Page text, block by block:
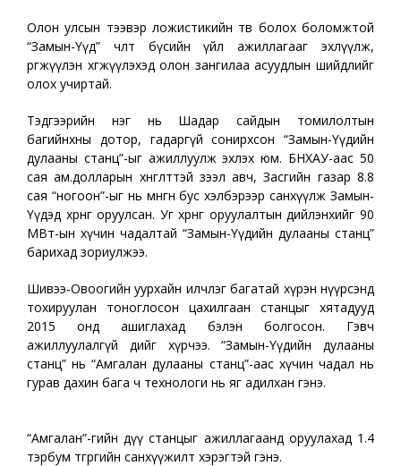
Олон улсын тээвэр ложистикийн төв болох боломжтой
“Замын-Үүд” чөлөөт бүсийн үйл ажиллагааг эхлүүлж,
өргөжүүлэн хөгжүүлэхэд олон зангилаа асуудлын шийдлийг
олох учиртай.
Тэдгээрийн нэг нь Шадар сайдын томилолтын
багийнхны дотор, гадаргүй сонирхсон “Замын-Үүдийн
дулааны станц”-ыг ажиллуулж эхлэх юм. БНХАУ-аас 50
сая ам.долларын хөнгөлттэй зээл авч, Засгийн газар 8.8
сая “ногоон”-ыг нь мөнгөн бус хэлбэрээр санхүүлж Замын-
Үүдэд хөрөнгө оруулсан. Уг хөрөнгө оруулалтын дийлэнхийг 90
МВт-ын хүчин чадалтай “Замын-Үүдийн дулааны станц”
барихад зориулжээ.
Шивээ-Овоогийн уурхайн илчлэг багатай хүрэн нүүрсэнд
тохируулан тоноглосон цахилгаан станцыг хятадууд
2015 онд ашиглахад бэлэн болгосон. Гэвч
ажиллуулалгүй өдийг хүрчээ. “Замын-Үүдийн дулааны
станц” нь “Амгалан дулааны станц”-аас хүчин чадал нь
гурав дахин бага ч технологи нь яг адилхан гэнэ.
“Амгалан”-гийн дүү станцыг ажиллагаанд оруулахад 1.4
тэрбум төгрөгийн санхүүжилт хэрэгтэй гэнэ.